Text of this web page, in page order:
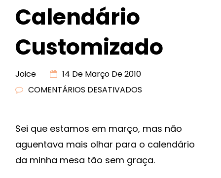
Calendário
Customizado
Joice
14 De Março De 2010
COMENTÁRIOS DESATIVADOS
Sei que estamos em março, mas não
aguentava mais olhar para o calendário
da minha mesa tão sem graça.